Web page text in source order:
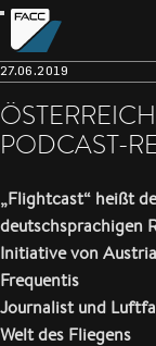
27.06.2019
PODCAST-
„Flightcast“ heißt
deutschsprachigen
Initiative von
Frequentis
Journalist und
Welt des Fliegens